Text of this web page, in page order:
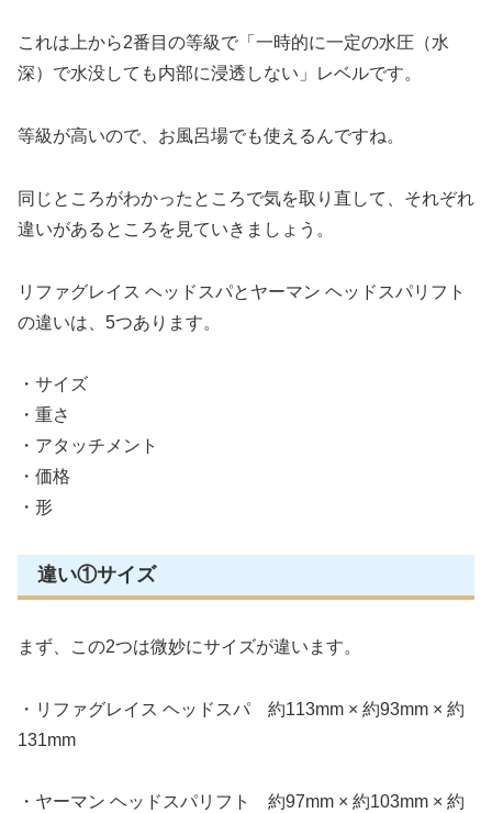
これは上から2番目の等級で「一時的に一定の水圧（水
深）で水没しても内部に浸透しない」レベルです。
等級が高いので、お風呂場でも使えるんですね。
同じところがわかったところで気を取り直して、それぞれ
違いがあるところを見ていきましょう。
リファグレイス ヘッドスパとヤーマン ヘッドスパリフト
の違いは、5つあります。
・サイズ
・重さ
・アタッチメント
・価格
・形
違い①サイズ
まず、この2つは微妙にサイズが違います。
・リファグレイス ヘッドスパ 約113mm × 約93mm × 約
131mm
・ヤーマン ヘッドスパリフト 約97mm × 約103mm × 約